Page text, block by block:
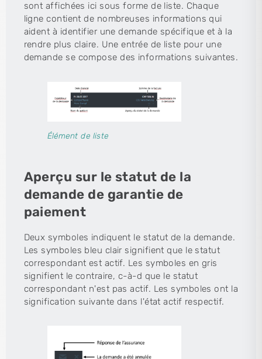
sont affichées ici sous forme de liste. Chaque
ligne contient de nombreuses informations qui
aident à identifier une demande spécifique et à la
rendre plus claire. Une entrée de liste pour une
demande se compose des informations suivantes.
Élément de liste
Aperçu sur le statut de la
demande de garantie de
paiement
Deux symboles indiquent le statut de la demande.
Les symboles bleu clair signifient que le statut
correspondant est actif. Les symboles en gris
signifient le contraire, c-à-d que le statut
correspondant n'est pas actif. Les symboles ont la
signification suivante dans l'état actif respectif.